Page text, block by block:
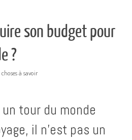
son budget pour
?
à savoir
tour du monde
il n’est pas un